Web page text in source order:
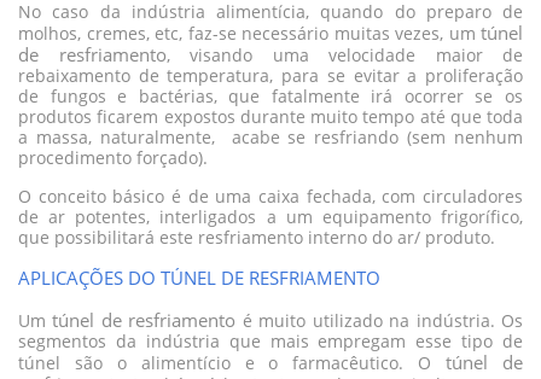
No caso da indústria alimentícia, quando do preparo de
molhos, cremes, etc, faz-se necessário muitas vezes, um túnel
de resfriamento, visando uma velocidade maior de
rebaixamento de temperatura, para se evitar a proliferação
de fungos e bactérias, que fatalmente irá ocorrer se os
produtos ficarem expostos durante muito tempo até que toda
a massa, naturalmente, acabe se resfriando (sem nenhum
procedimento forçado).
O conceito básico é de uma caixa fechada, com circuladores
de ar potentes, interligados a um equipamento frigorífico,
que possibilitará este resfriamento interno do ar/ produto.
APLICAÇÕES DO TÚNEL DE RESFRIAMENTO
Umtúnel de resfriamento é muito utilizado na indústria. Os
segmentos da indústria que mais empregam esse tipo de
túnel são o alimentício e o farmacêutico. Otúnel de